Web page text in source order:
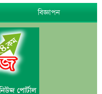
প্রকাশ
ইতিহাসের বড় উল্লম্ফন
বের হয়ে গেলেন ৪৪০০০
কড়া বার্তা বাংলাদেশের
খুললেন সজীব ওয়াজেদ জয়
বিজ্ঞাপন